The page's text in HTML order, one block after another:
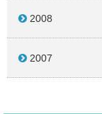
2008
2007